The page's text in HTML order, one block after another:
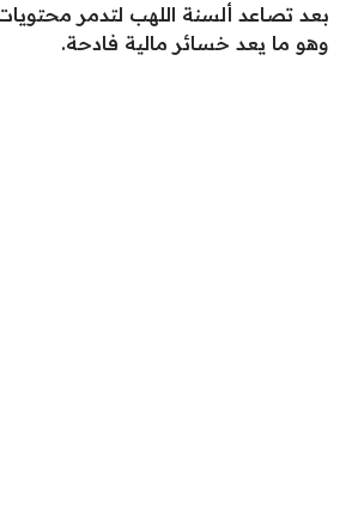
بعد تصاعد ألسنة اللهب لتدمر محتويات
وهو ما يعد خسائر مالية فادحة.